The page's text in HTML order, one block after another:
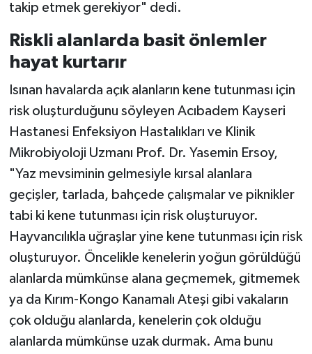
takip etmek gerekiyor" dedi.
Riskli alanlarda basit önlemler
hayat kurtarır
Isınan havalarda açık alanların kene tutunması için
risk oluşturduğunu söyleyen Acıbadem Kayseri
Hastanesi Enfeksiyon Hastalıkları ve Klinik
Mikrobiyoloji Uzmanı Prof. Dr. Yasemin Ersoy,
"Yaz mevsiminin gelmesiyle kırsal alanlara
geçişler, tarlada, bahçede çalışmalar ve piknikler
tabi ki kene tutunması için risk oluşturuyor.
Hayvancılıkla uğraşlar yine kene tutunması için risk
oluşturuyor. Öncelikle kenelerin yoğun görüldüğü
alanlarda mümkünse alana geçmemek, gitmemek
ya da Kırım-Kongo Kanamalı Ateşi gibi vakaların
çok olduğu alanlarda, kenelerin çok olduğu
alanlarda mümkünse uzak durmak. Ama bunu